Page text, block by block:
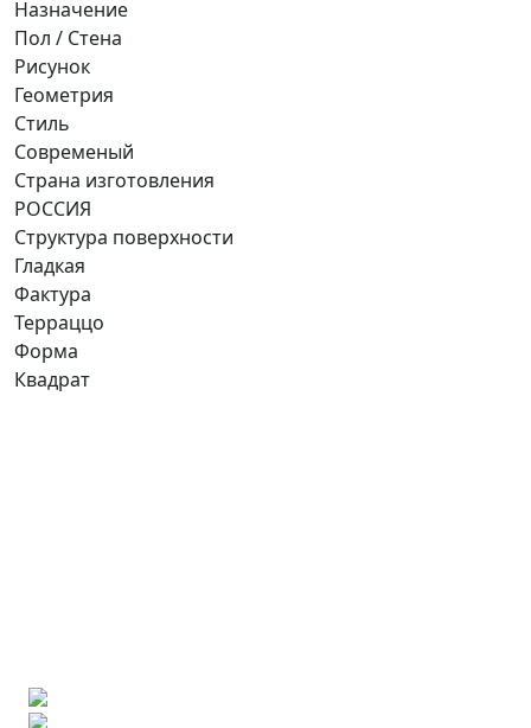
Назначение
Пол / Стена
Рисунок
Геометрия
Стиль
Современый
Страна изготовления
РОССИЯ
Структура поверхности
Гладкая
Фактура
Терраццо
Форма
Квадрат